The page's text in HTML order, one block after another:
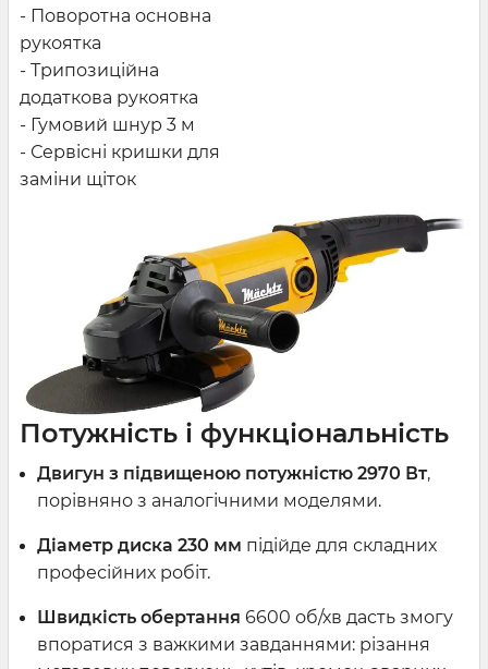
- Поворотна основна
рукоятка
- Трипозиційна
додаткова рукоятка
- Гумовий шнур 3 м
- Сервісні кришки для
заміни щіток
Потужність і функціональність
Двигун з підвищеною потужністю 2970 Вт,
порівняно з аналогічними моделями.
Діаметр диска 230 мм підійде для складних
професійних робіт.
Швидкість обертання 6600 об/хв дасть змогу
впоратися з важкими завданнями: різання